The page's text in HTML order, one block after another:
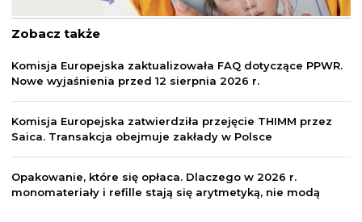
Zobacz także
Komisja Europejska zaktualizowała FAQ dotyczące PPWR.
Nowe wyjaśnienia przed 12 sierpnia 2026 r.
Komisja Europejska zatwierdziła przejęcie THIMM przez
Saica. Transakcja obejmuje zakłady w Polsce
Opakowanie, które się opłaca. Dlaczego w 2026 r.
monomateriały i refille stają się arytmetyką, nie modą